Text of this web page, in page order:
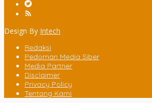
Design By Intech
Redaksi
Pedoman Media Siber
Media Partner
Disclaimer
Privacy Policy
Tentang Kami